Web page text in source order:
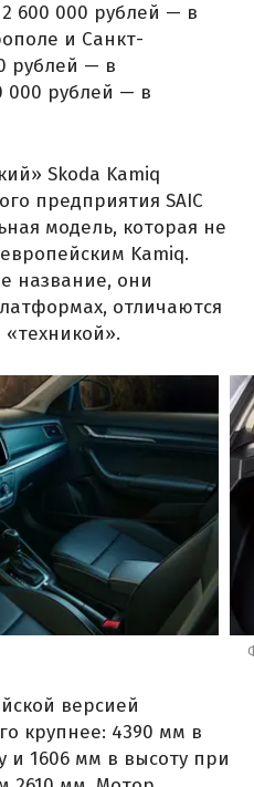
600 000 рублей — в
и Санкт-
рублей — в
000 рублей — в
Skoda Kamiq
предприятия SAIC
модель, которая не
Kamiq.
название, они
отличаются
версией
крупнее: 4390 мм в
и 1606 мм в высоту при